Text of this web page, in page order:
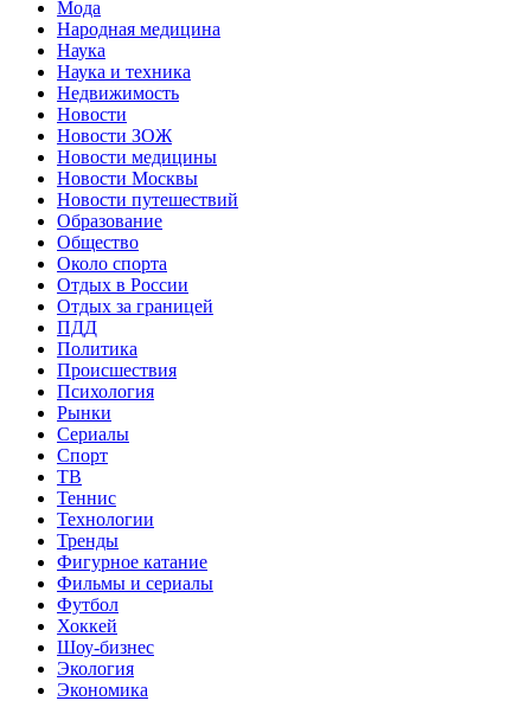
Мода
Народная медицина
Наука
Наука и техника
Недвижимость
Новости
Новости ЗОЖ
Новости медицины
Новости Москвы
Новости путешествий
Образование
Общество
Около спорта
Отдых в России
Отдых за границей
ПДД
Политика
Происшествия
Психология
Рынки
Сериалы
Спорт
ТВ
Теннис
Технологии
Тренды
Фигурное катание
Фильмы и сериалы
Футбол
Хоккей
Шоу-бизнес
Экология
Экономика